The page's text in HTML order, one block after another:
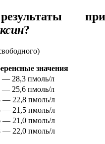
при
?
значения
— 28,3 пмоль/л
— 25,6 пмоль/л
— 22,8 пмоль/л
— 21,5 пмоль/л
— 21,0 пмоль/л
— 22,0 пмоль/л